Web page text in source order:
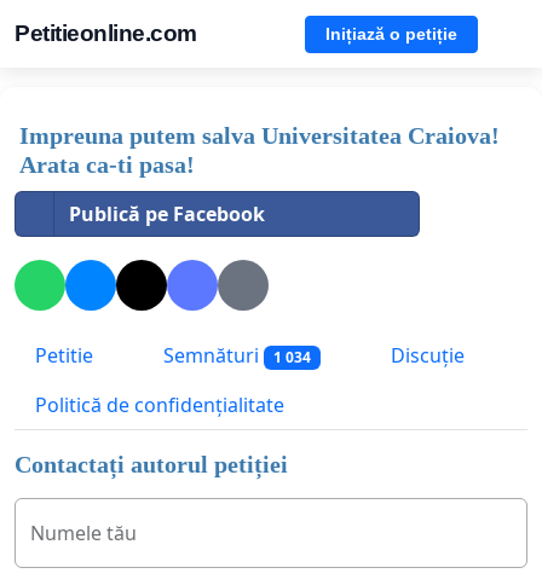
Petitieonline.com Inițiază o petiție
Impreuna putem salva Universitatea Craiova!
Arata ca-ti pasa!
Publică pe Facebook
Petitie Semnături 1 034
Discuție
Politică de confidențialitate
Contactați autorul petiției
Numele tău